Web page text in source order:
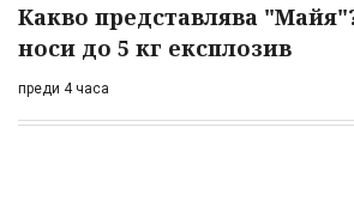
Какво представлява
носи до 5 кг експлозив
преди 4 часа